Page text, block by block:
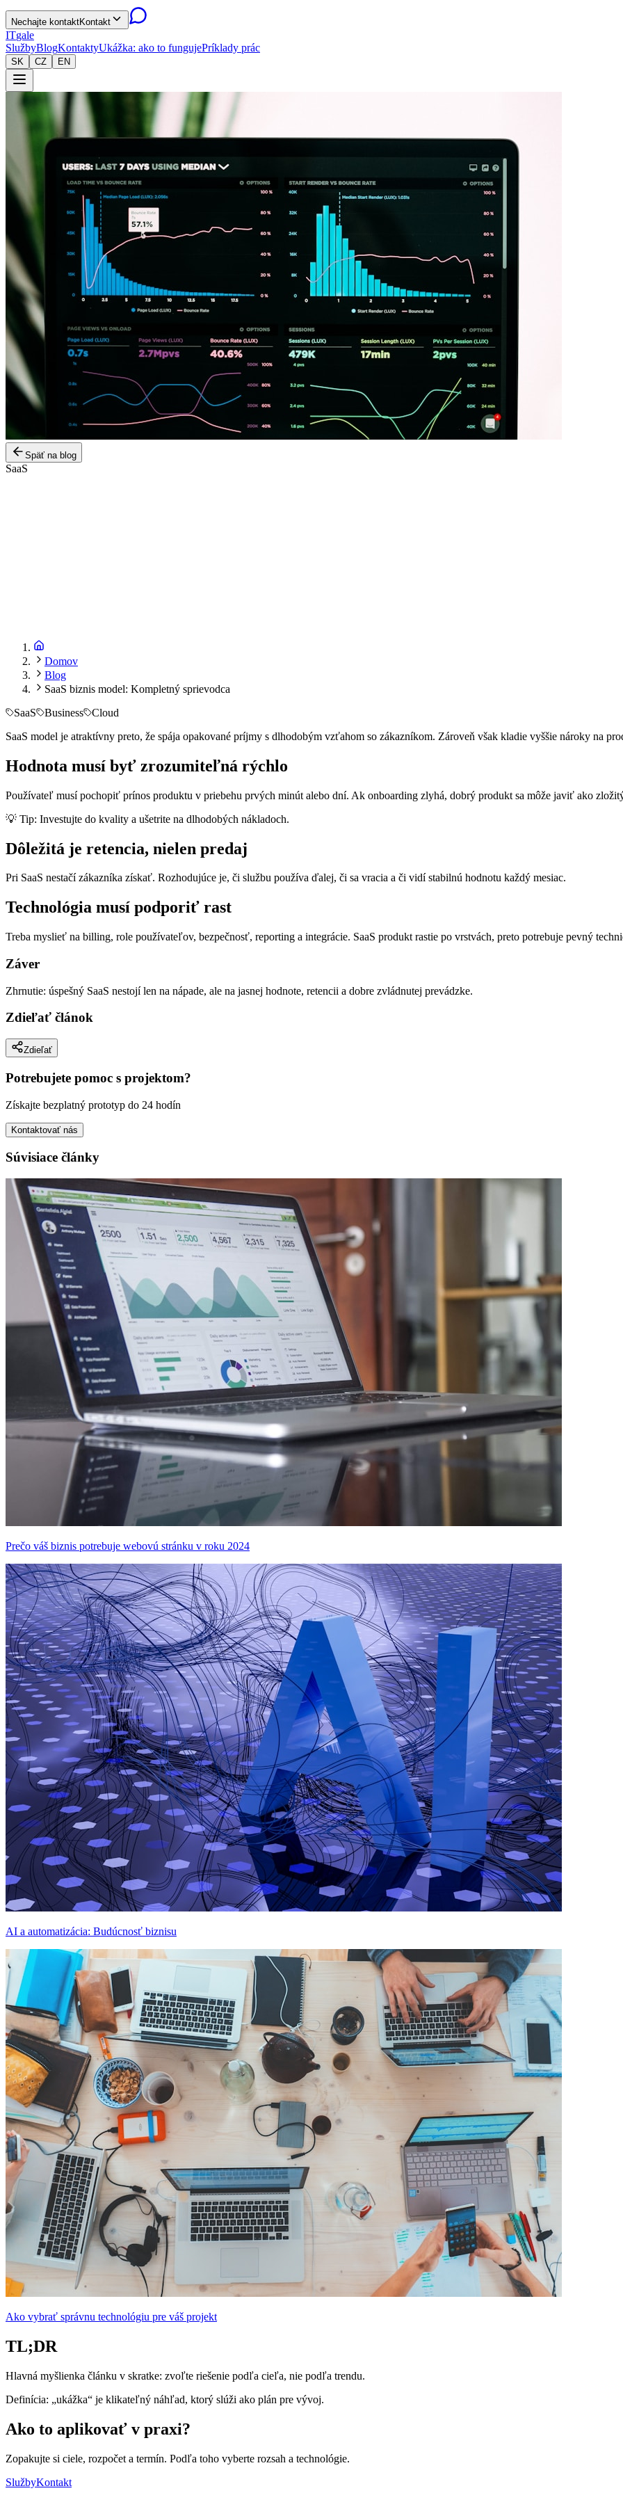
Nechajte kontaktKontakt
ITgale
SlužbyBlogKontaktyUkážka: ako to fungujePríklady prác
SK CZ EN
Späť na blog
SaaS
Domov
Blog
SaaS biznis model: Kompletný sprievodca
SaaS
Business
Cloud
SaaS model je atraktívny preto, že spája opakované príjmy s dlhodobým vzťahom so zákazníkom. Zároveň však kladie vyššie nároky na
Hodnota musí byť zrozumiteľná rýchlo
Používateľ musí pochopiť prínos produktu v priebehu prvých minút alebo dní. Ak onboarding zlyhá, dobrý produkt sa môže javiť ako
💡 Tip: Investujte do kvality a ušetrite na dlhodobých nákladoch.
Dôležitá je retencia, nielen predaj
Pri SaaS nestačí zákazníka získať. Rozhodujúce je, či službu používa ďalej, či sa vracia a či vidí stabilnú hodnotu každý mesiac.
Technológia musí podporiť rast
Treba myslieť na billing, role používateľov, bezpečnosť, reporting a integrácie. SaaS produkt rastie po vrstvách, preto potrebuje pevný
Záver
Zhrnutie: úspešný SaaS nestojí len na nápade, ale na jasnej hodnote, retencii a dobre zvládnutej prevádzke.
Zdieľať článok
Zdieľať
Potrebujete pomoc s projektom?
Získajte bezplatný prototyp do 24 hodín
Kontaktovať nás
Súvisiace články
Prečo váš biznis potrebuje webovú stránku v roku 2024
AI a automatizácia: Budúcnosť biznisu
Ako vybrať správnu technológiu pre váš projekt
TL;DR
Hlavná myšlienka článku v skratke: zvoľte riešenie podľa cieľa, nie podľa trendu.
Definícia: „ukážka“ je klikateľný náhľad, ktorý slúži ako plán pre vývoj.
Ako to aplikovať v praxi?
Zopakujte si ciele, rozpočet a termín. Podľa toho vyberte rozsah a technológie.
SlužbyKontakt